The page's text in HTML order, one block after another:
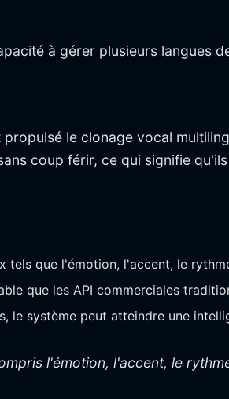
à gérer plusieurs langues
le clonage vocal
coup férir, ce qui signifie
tels que l'émotion, l'accent, le
que les API commerciales
le système peut atteindre une
l'émotion, l'accent, le